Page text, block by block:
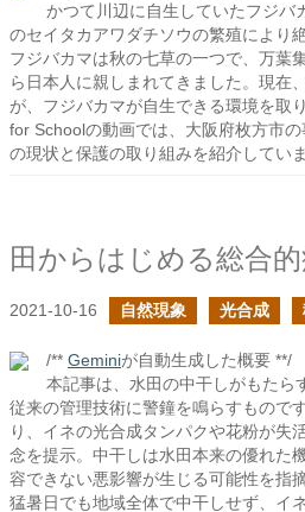
かつて川辺に自生していたフジバ
のセイタカアワダチソウの繁殖により
フジバカマは秋の七草の一つで、万葉
ら日本人に親しまれてきました。現在
が、フジバカマが自生できる環境を取
for Schoolの動画では、大阪府枚方市
の現状と保護の取り組みを紹介していま
2021-10-16 自然現象 光合成
/** Geminiが自動生成した概要 **/
本記事は、水田の中干しがもたら
従来の管理技術に警鐘を鳴らすもので
り、イネの光合成タンパクや花粉が失
念を提示。中干しは水田本来の優れた
容できない悪影響が生じる可能性を指
猛暑日でも地域全体で中干しせず、イ